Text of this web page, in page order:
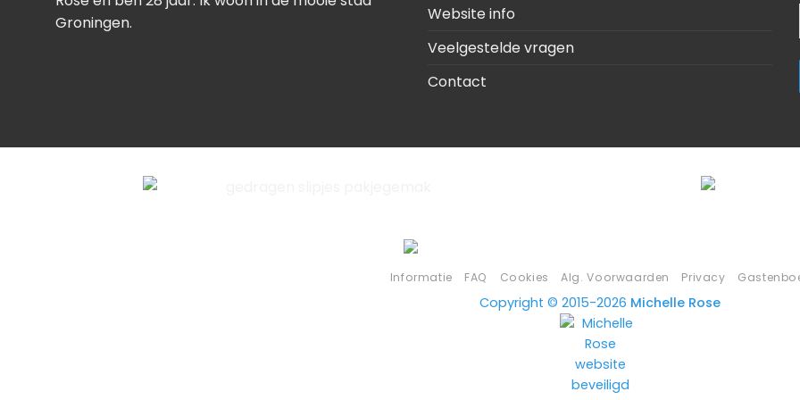
Groningen.
Website info
Veelgestelde vragen
Contact
Informatie FAQ Cookies Alg. Voorwaarden Privacy
Copyright © 2015-2026 Michelle Rose